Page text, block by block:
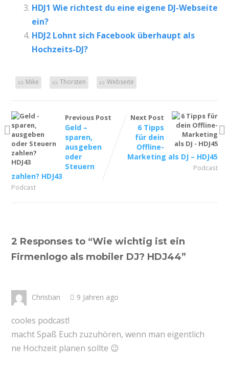
HDJ1 Wie richtest du eine eigene DJ-Webseite
ein?
HDJ2 Lohnt sich Facebook überhaupt als
Hochzeits-DJ?
Mike Thorsten Webseite
Previous Post
Geld –
sparen,
ausgeben
oder
Steuern
zahlen? HDJ43
Podcast
Next Post
6 Tipps
für dein
Offline-
Marketing als DJ – HDJ45
Podcast
2 Responses to “Wie wichtig ist ein
Firmenlogo als mobiler DJ? HDJ44”
Christian 9 Jahren ago
cooles podcast!
macht Spaß Euch zuzuhören, wenn man eigentlich
ne Hochzeit planen sollte 😉